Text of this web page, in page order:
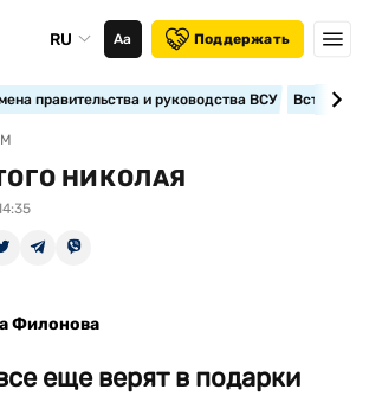
RU Аа Поддержать
правительства и руководства ВСУ
НИКОЛАЯ
Филонова
еще верят в подарки